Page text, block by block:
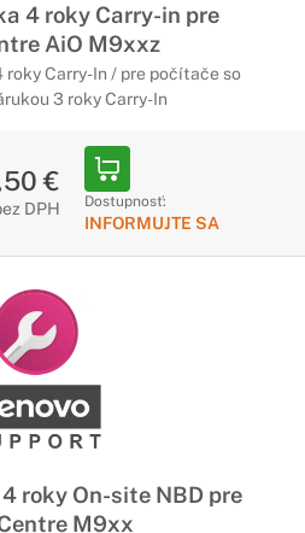
4 roky Carry-in pre
AiO M9xxz
roky Carry-In / pre počítače so
3 roky Carry-In
€
DPH Dostupnosť:
INFORMUJTE SA
roky On-site NBD pre
M9xx